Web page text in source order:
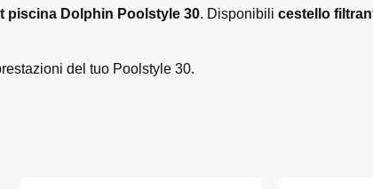
piscina Dolphin Poolstyle 30. Disponibili cestello
del tuo Poolstyle 30.